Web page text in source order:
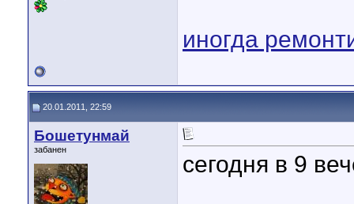
иногда
20.01.2011, 22:59
Бошетунмай
забанен
сегодня в 9